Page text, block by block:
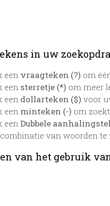
in uw
een vraagteken (?) om
een sterretje (*) om meer
een dollarteken ($) voor
een minteken (-) om
eenDubbele
van woorden te
van het gebruik